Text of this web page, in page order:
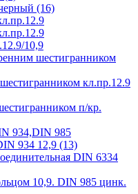
(16)
10,9
шестигранником
кл.пр.12.9
п/кр.
934,DIN 985
934 12,9 (13)
DIN 6334
10,9. DIN 985 цинк.